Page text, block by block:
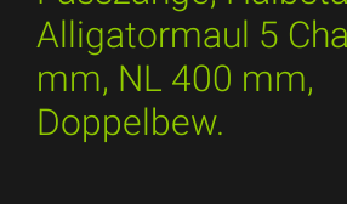
Alligatormaul 5
mm, NL 400 mm,
Doppelbew.